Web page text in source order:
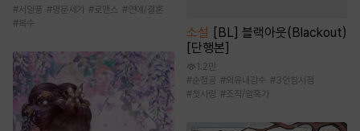
#서양풍 #명문세가 #로맨스 #연애/결혼
#복수
소설 [BL] 블랙아웃(Blackout)
[단행본]
1.2만
#순정공 #외유내강수 #3인칭시점
#첫사랑 #조직/암흑가